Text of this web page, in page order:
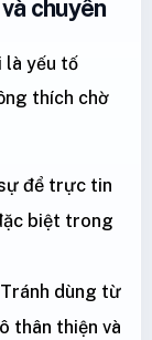
chuyên
là yếu tố
thích chờ
để trực tin
biệt trong
dùng từ
thân thiện và